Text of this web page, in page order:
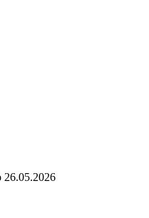
26.05.2026